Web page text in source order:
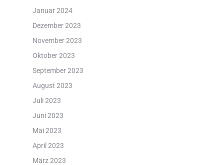
Januar 2024
Dezember 2023
November 2023
Oktober 2023
September 2023
August 2023
Juli 2023
Juni 2023
Mai 2023
April 2023
März 2023